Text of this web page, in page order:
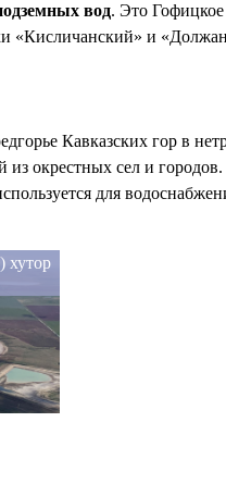
вод. Это
«Кисличанский» и
Кавказских гор в
окрестных сел и
для
хутор